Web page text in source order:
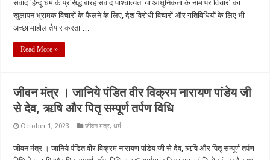
संवाद हिन्दू धर्म के प्रसिद्ध बारह संवाद पाश्चात्यता या आधुनिकता के नाम पर विचारों का
खुलापन भ्रामक विचारों के फैलने के लिए, देश विरोधी विचारों और गतिविधियों के लिए भी
अच्छा माहौल तैयार करता …
Read More »
जीवन मंत्र । जानिये पंडित वीर विक्रम नारायण पांडेय जी
से देव, ऋषि और पितृ सम्पूर्ण तर्पण विधि
October 1, 2023 जीवन मंत्र,धर्म
जीवन मंत्र । जानिये पंडित वीर विक्रम नारायण पांडेय जी से देव, ऋषि और पितृ सम्पूर्ण तर्पण